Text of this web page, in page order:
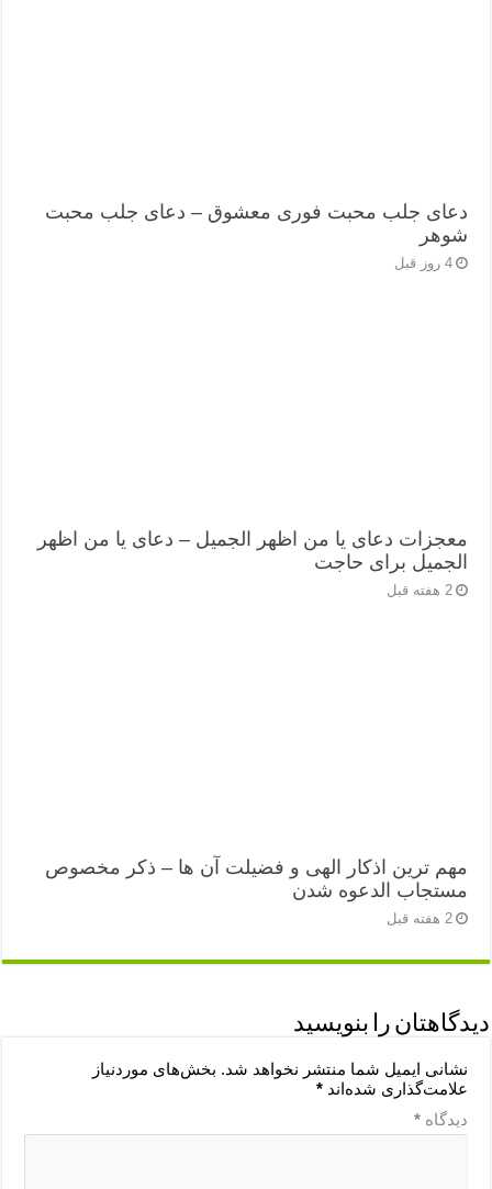
دعای جلب محبت فوری معشوق – دعای جلب محبت
شوهر
4 روز قبل
معجزات دعای یا من اظهر الجمیل – دعای یا من اظهر
الجمیل برای حاجت
2 هفته قبل
مهم ترین اذکار الهی و فضیلت آن ها – ذکر مخصوص
مستجاب الدعوه شدن
2 هفته قبل
دیدگاهتان را بنویسید
نشانی ایمیل شما منتشر نخواهد شد. بخش‌های موردنیاز
علامت‌گذاری شده‌اند*
دیدگاه*